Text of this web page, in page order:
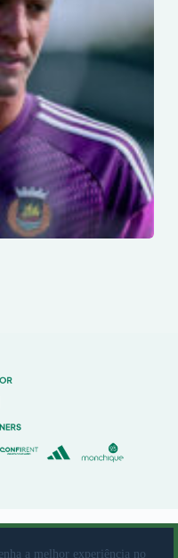
a melhor experiência no
porbrandit